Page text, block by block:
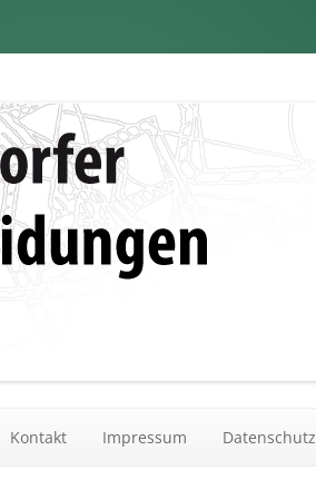
Kontakt Impressum Datenschutz